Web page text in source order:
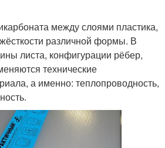
между слоями пластика,
различной формы. В
листа, конфигурации рёбер,
технические
а именно: теплопроводность,